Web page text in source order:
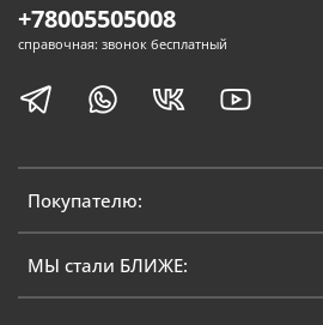
Покупателю:
МЫ стали БЛИЖЕ:
+78005505008
справочная: звонок бесплатный